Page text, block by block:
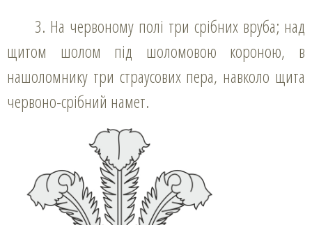
3. На червоному полі три срібних вруба; над
щитом шолом під шоломовою короною, в
нашоломнику три страусових пера, навколо щита
червоно-срібний намет.